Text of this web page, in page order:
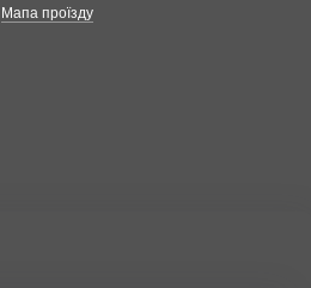
Мапа проїзду